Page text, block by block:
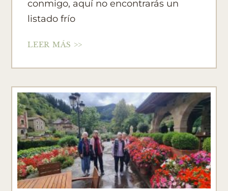
conmigo, aquí no encontrarás un
listado frío
LEER MÁS >>